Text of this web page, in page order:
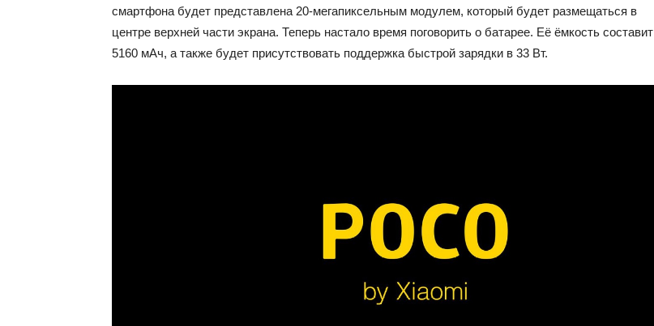
смартфона будет представлена 20-мегапиксельным модулем, который будет размещаться в
центре верхней части экрана. Теперь настало время поговорить о ​​батарее. Её ёмкость составит
5160 мАч, а также будет присутствовать поддержка быстрой зарядки в 33 Вт.